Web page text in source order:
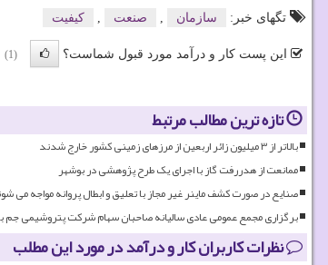
تگهای خبر:
سازمان , صنعت , كیفیت
این پست کار و درآمد مورد قبول شماست؟ (1)
تازه ترین مطالب مرتبط
بالاتر از ۳ میلیون زائر اربعین از مرزهای زمینی کشور خارج شدند
ممانعت از هدررفت گاز با اجرای یک طرح پژوهشی در بوشهر
صنایع در صورت کشف ماینر غیر مجاز با تعلیق و ابطال پروانه مواجه می
برگزاری مجمع عمومی عادی سالیانه صاحبان سهام شرکت پتروشیمی جم
نظرات کاربران کار و درآمد در مورد این مطلب